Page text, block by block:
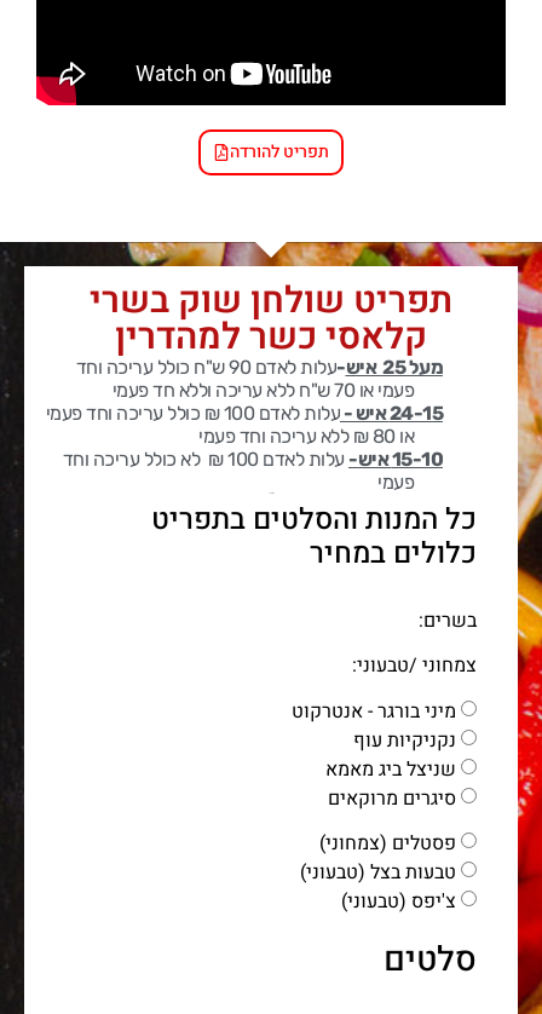
תפריט להורדה
תפריט שולחן שוק בשרי
קלאסי כשר למהדרין
מעל 25 איש -עלות לאדם 90 ש"ח כולל עריכה
וחד
פעמי או 70 ש"ח ללא עריכה וללא חד פעמי
24-15 איש -
עלות לאדם 100 ₪ כולל עריכה וחד פעמי
או 80 ₪ ללא עריכה וחד פעמי
15-10 איש-
עלות לאדם 100 ₪ לא כולל עריכה וחד
פעמי
כל המנות והסלטים בתפריט
כלולים במחיר​
בשרים:
צמחוני /טבעוני:
מיני בורגר - אנטרקוט
נקניקיות עוף
שניצל ביג מאמא
סיגרים מרוקאים
פסטלים (צמחוני)
טבעות בצל (טבעוני)
צ'יפס (טבעוני)
סלטים